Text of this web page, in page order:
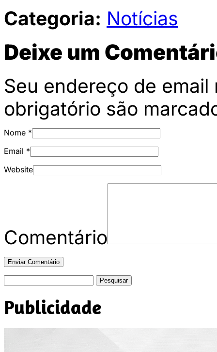
Categoria: Notícias
Deixe um
Seu endereço de
obrigatório são
Nome *
Email *
Website
Comentário
Publicidade